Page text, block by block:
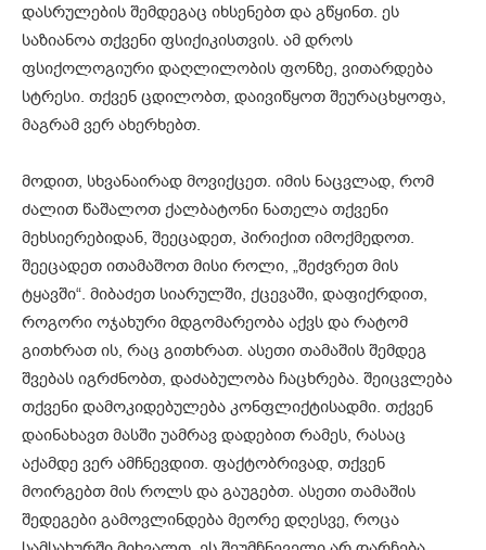
დასრულების შემდეგაც იხსენებთ და გწყინთ. ეს
საზიანოა თქვენი ფსიქიკისთვის. ამ დროს
ფსიქოლოგიური დაღლილობის ფონზე, ვითარდება
სტრესი. თქვენ ცდილობთ, დაივიწყოთ შეურაცხყოფა,
მაგრამ ვერ ახერხებთ.
მოდით, სხვანაირად მოვიქცეთ. იმის ნაცვლად, რომ
ძალით წაშალოთ ქალბატონი ნათელა თქვენი
მეხსიერებიდან, შეეცადეთ, პირიქით იმოქმედოთ.
შეეცადეთ ითამაშოთ მისი როლი, „შეძვრეთ მის
ტყავში“. მიბაძეთ სიარულში, ქცევაში, დაფიქრდით,
როგორი ოჯახური მდგომარეობა აქვს და რატომ
გითხრათ ის, რაც გითხრათ. ასეთი თამაშის შემდეგ
შვებას იგრძნობთ, დაძაბულობა ჩაცხრება. შეიცვლება
თქვენი დამოკიდებულება კონფლიქტისადმი. თქვენ
დაინახავთ მასში უამრავ დადებით რამეს, რასაც
აქამდე ვერ ამჩნევდით. ფაქტობრივად, თქვენ
მოირგებთ მის როლს და გაუგებთ. ასეთი თამაშის
შედეგები გამოვლინდება მეორე დღესვე, როცა